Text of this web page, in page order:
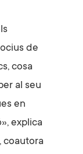
de
cosa
al seu
en
explica
coautora